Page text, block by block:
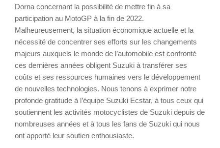
Dorna concernant la possibilité de mettre fin à sa
participation au MotoGP à la fin de 2022.
Malheureusement, la situation économique actuelle et la
nécessité de concentrer ses efforts sur les changements
majeurs auxquels le monde de l’automobile est confronté
ces dernières années obligent Suzuki à transférer ses
coûts et ses ressources humaines vers le développement
de nouvelles technologies. Nous tenons à exprimer notre
profonde gratitude à l’équipe Suzuki Ecstar, à tous ceux qui
soutiennent les activités motocyclistes de Suzuki depuis de
nombreuses années et à tous les fans de Suzuki qui nous
ont apporté leur soutien enthousiaste.